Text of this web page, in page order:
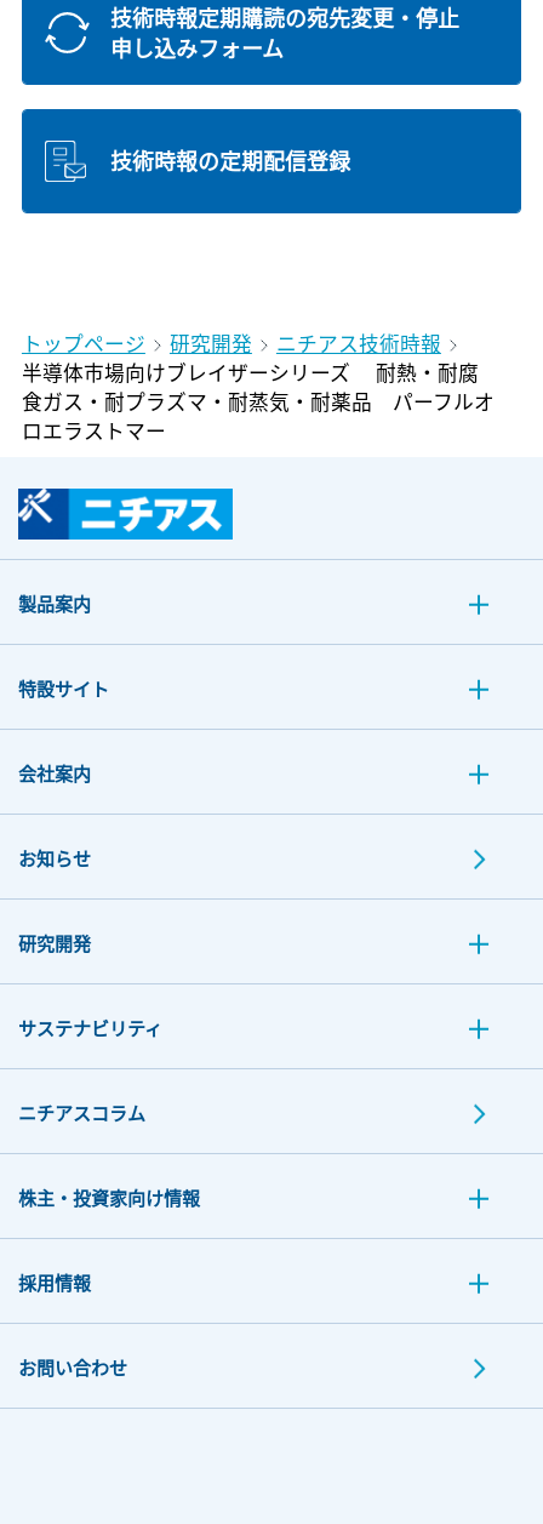
技術時報定期購読の宛先変更・停止
申し込みフォーム
技術時報の定期配信登録
トップページ 研究開発
ニチアス技術時報
半導体市場向けブレイザーシリーズ 耐熱・耐腐
食ガス・耐プラズマ・耐蒸気・耐薬品 パーフルオ
ロエラストマー
製品案内
特設サイト
会社案内
お知らせ
研究開発
サステナビリティ
ニチアスコラム
株主・投資家向け情報
採用情報
お問い合わせ